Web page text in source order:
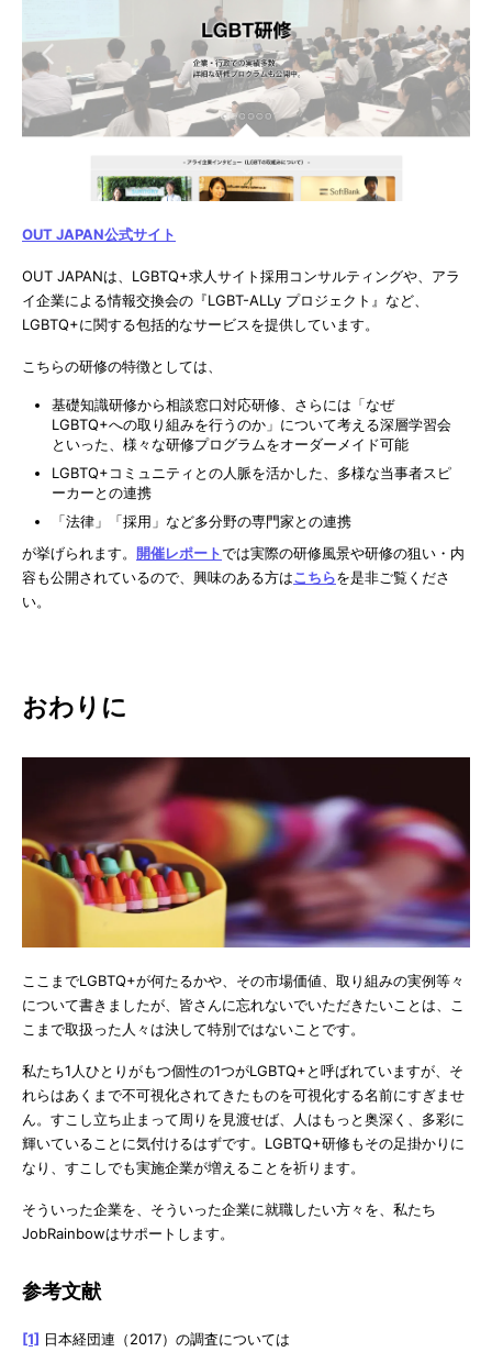
OUT JAPAN公式サイト
OUT JAPANは、LGBTQ+求人サイト採用コンサルティングや、アラ
イ企業による情報交換会の『LGBT-ALLy プロジェクト』など、
LGBTQ+に関する包括的なサービスを提供しています。
こちらの研修の特徴としては、
基礎知識研修から相談窓口対応研修、さらには「なぜ
LGBTQ+への取り組みを行うのか」について考える深層学習会
といった、様々な研修プログラムをオーダーメイド可能
LGBTQ+コミュニティとの人脈を活かした、多様な当事者スピ
ーカーとの連携
「法律」「採用」など多分野の専門家との連携
が挙げられます。 開催レポートでは実際の研修風景や研修の狙い・内
容も公開されているので、興味のある方はこちらを是非ご覧くださ
い。
おわりに
ここまでLGBTQ+が何たるかや、その市場価値、取り組みの実例等々
について書きましたが、皆さんに忘れないでいただきたいことは、こ
こまで取扱った人々は決して特別ではないことです。
私たち1人ひとりがもつ個性の1つがLGBTQ+と呼ばれていますが、そ
れらはあくまで不可視化されてきたものを可視化する名前にすぎませ
ん。すこし立ち止まって周りを見渡せば、人はもっと奥深く、多彩に
輝いていることに気付けるはずです。LGBTQ+研修もその足掛かりに
なり、すこしでも実施企業が増えることを祈ります。
そういった企業を、そういった企業に就職したい方々を、私たち
JobRainbowはサポートします。
参考文献
[1] 日本経団連（2017）の調査については